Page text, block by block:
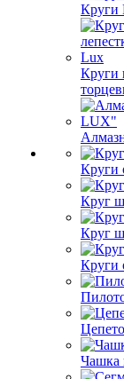
Круги
Круги
Круги
Круг
Круг
Круги
Чашка